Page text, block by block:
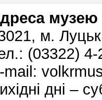
музею
м.
(03322)
mail:
дні –